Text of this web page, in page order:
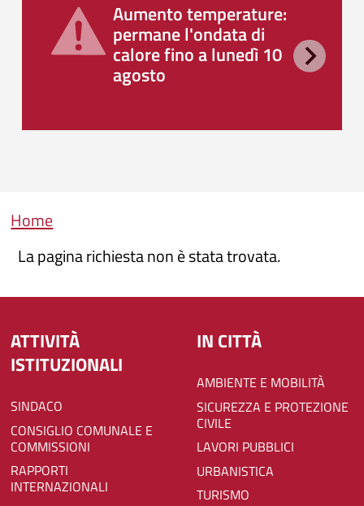
Aumento temperature:
permane l'ondata di
calore fino a lunedì 10
agosto
Briciole di pane
Home
La pagina richiesta non è stata trovata.
ATTIVITÀ
ISTITUZIONALI
SINDACO
CONSIGLIO COMUNALE E
COMMISSIONI
RAPPORTI
INTERNAZIONALI
IN CITTÀ
AMBIENTE E MOBILITÀ
SICUREZZA E PROTEZIONE
CIVILE
LAVORI PUBBLICI
URBANISTICA
TURISMO